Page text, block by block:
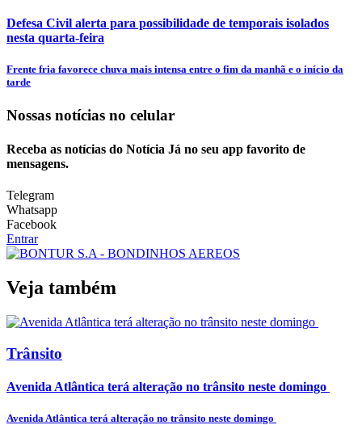
Defesa Civil alerta para possibilidade de temporais isolados
nesta quarta-feira
Frente fria favorece chuva mais intensa entre o fim da manhã e o início da
tarde
Nossas notícias no celular
Receba as notícias do Notícia Já no seu app favorito de
mensagens.
Telegram
Whatsapp
Facebook
Entrar
Veja também
Trânsito
Avenida Atlântica terá alteração no trânsito neste domingo
Avenida Atlântica terá alteração no trânsito neste domingo